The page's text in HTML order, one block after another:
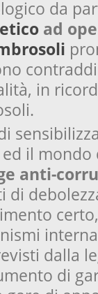
da
ad
in
il mondo
anti-
di
dalla
di